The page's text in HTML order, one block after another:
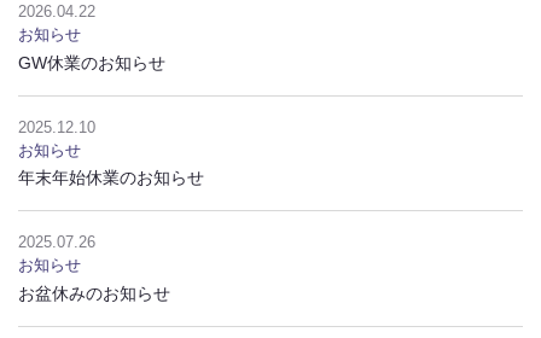
横幕石材の特徴
会社概要・アクセス
お墓を建てる
墓じまい
2026.04.22
お知らせ
GW休業のお知らせ
2025.12.10
お知らせ
年末年始休業のお知らせ
2025.07.26
お知らせ
お盆休みのお知らせ